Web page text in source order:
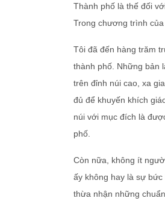
Thành phố là thế đối
Trong chương trình của
Tôi đã đến hàng trăm
thành phố. Những bản
trên đỉnh núi cao, xa
đủ để khuyến khích
núi với mục đích là
phố.
Còn nữa, không ít
ấy không hay là sự
thừa nhận những